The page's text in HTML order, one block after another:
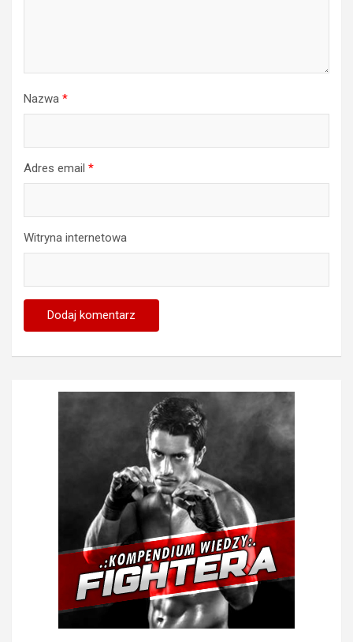
Nazwa *
Adres email *
Witryna internetowa